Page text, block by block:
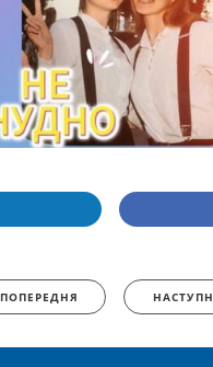
ПОПЕРЕДНЯ